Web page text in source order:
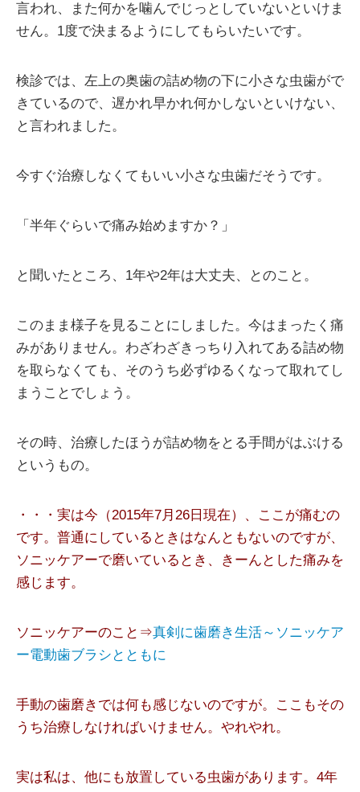
言われ、また何かを噛んでじっとしていないといけま
せん。1度で決まるようにしてもらいたいです。
検診では、左上の奥歯の詰め物の下に小さな虫歯がで
きているので、遅かれ早かれ何かしないといけない、
と言われました。
今すぐ治療しなくてもいい小さな虫歯だそうです。
「半年ぐらいで痛み始めますか？」
と聞いたところ、1年や2年は大丈夫、とのこと。
このまま様子を見ることにしました。今はまったく痛
みがありません。わざわざきっちり入れてある詰め物
を取らなくても、そのうち必ずゆるくなって取れてし
まうことでしょう。
その時、治療したほうが詰め物をとる手間がはぶける
というもの。
・・・実は今（2015年7月26日現在）、ここが痛むの
です。普通にしているときはなんともないのですが、
ソニッケアーで磨いているとき、きーんとした痛みを
感じます。
ソニッケアーのこと⇒真剣に歯磨き生活～ソニッケア
ー電動歯ブラシとともに
手動の歯磨きでは何も感じないのですが。ここもその
うち治療しなければいけません。やれやれ。
実は私は、他にも放置している虫歯があります。4年